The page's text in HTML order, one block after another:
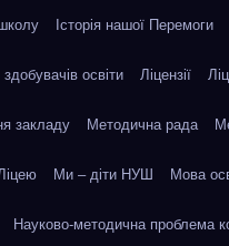
Історія нашої Перемоги
освіти Ліцензії
закладу Методична рада
Ми – діти НУШ Мова
Науково-методична проблема